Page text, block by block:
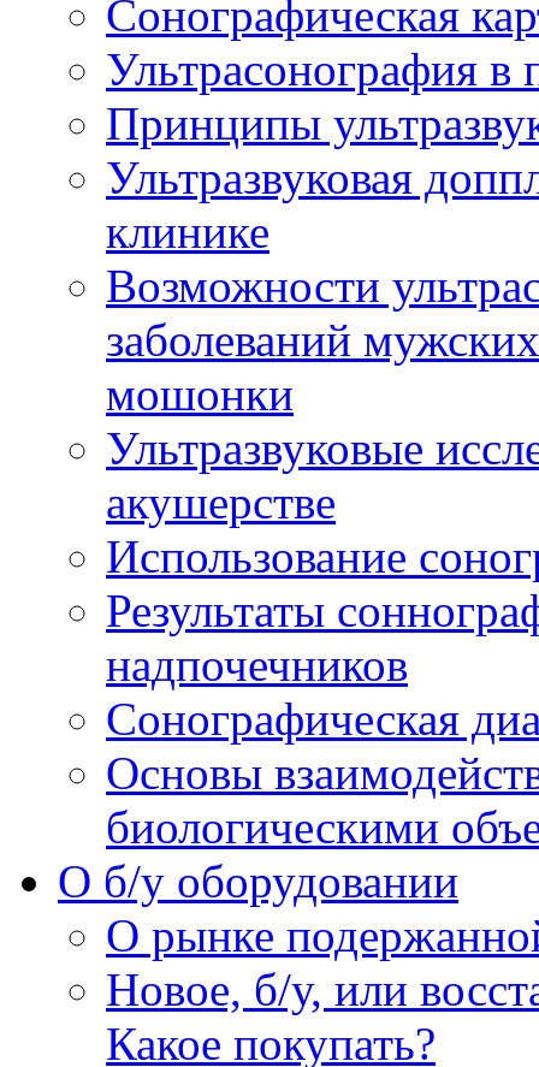
Сонографическая
Ультрасонография в
Принципы
Ультразвуковая
клинике
Возможности
заболеваний
мошонки
Ультразвуковые
акушерстве
Использование
Результаты
надпочечников
Сонографическая
Основы
биологическими
O б/у оборудовании
О рынке
Новое, б/у, или
Какое покупать?